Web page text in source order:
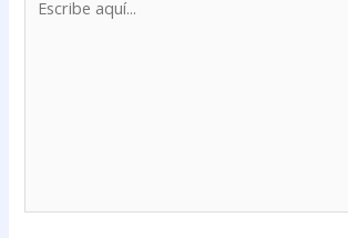
aquí...